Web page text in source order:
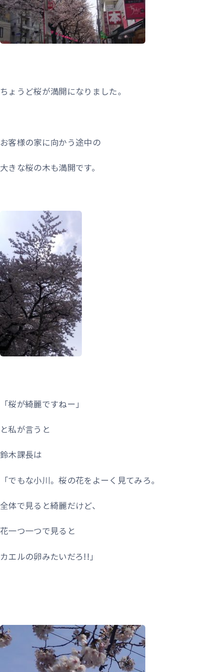
ちょうど桜が満開になりました。
お客様の家に向かう途中の
大きな桜の木も満開です。
「桜が綺麗ですねー」
と私が言うと
鈴木課長は
「でもな小川。桜の花をよーく見てみろ。
全体で見ると綺麗だけど、
花一つ一つで見ると
カエルの卵みたいだろ!!」